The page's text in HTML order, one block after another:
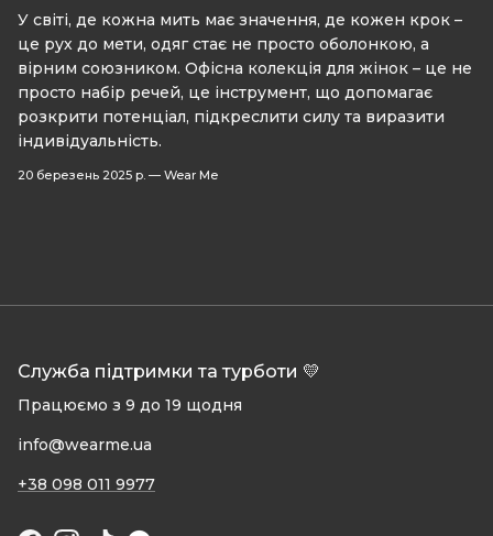
У світі, де кожна мить має значення, де кожен крок –
це рух до мети, одяг стає не просто оболонкою, а
вірним союзником. Офісна колекція для жінок – це не
просто набір речей, це інструмент, що допомагає
розкрити потенціал, підкреслити силу та виразити
індивідуальність.
20 березень 2025 р. — Wear Me
Служба підтримки та турботи 💛
Працюємо з 9 до 19 щодня
info@wearme.ua
+38 098 011 9977